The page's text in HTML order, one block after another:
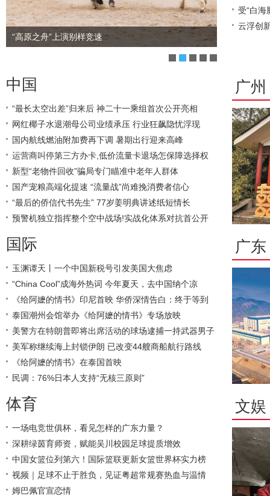
“高原之舟”上演别样竞速
中国
“最长太空出差”归来后 神二十一乘组首次公开亮相
网红椰子水退潮母公司业绩承压 行业狂飙隐忧浮现
国内航线燃油附加费再下调 暑期出行迎来高峰
运营商叫停第三方办卡,低价流量卡退场怎保障选择权
新型“老物件回收”骗局专门瞄准中老年人群体
国产宠粮高端化提速 “流量战”尚难挽消费者信心
“最后的侨信代书先生” 77岁姜明典讲述纸短情长
预警机独立指挥整个空中战场!实战化体系对抗首公开
国际
玉渊谭天丨一个中国新税号引发美国大焦虑
“China Cool”成海外热词 今年夏天，去中国纳个凉
《给阿嬷的情书》印尼首映 华侨深情告白：终于等到
泰国潮州会馆举办《给阿嬷的情书》专场放映
美警方在特朗普即将出席活动的球场逮捕一持武器男子
美军称继续海上封锁伊朗 已改变44艘商船航行路线
《给阿嬷的情书》在泰国首映
民调：76%日本人支持“无核三原则”
体育
一场电竞世俱杯，看见怎样的广东力量？
深耕绿茵育师资，赋能吴川校园足球提质增效
中国女篮位列第六！国际篮联更新女篮世界杯实力榜
视频｜足球不止于胜负，见证粤超常规赛热血与温情
姆巴佩官宣恋情
力
受“白
云浮创
广州
广东
文娱